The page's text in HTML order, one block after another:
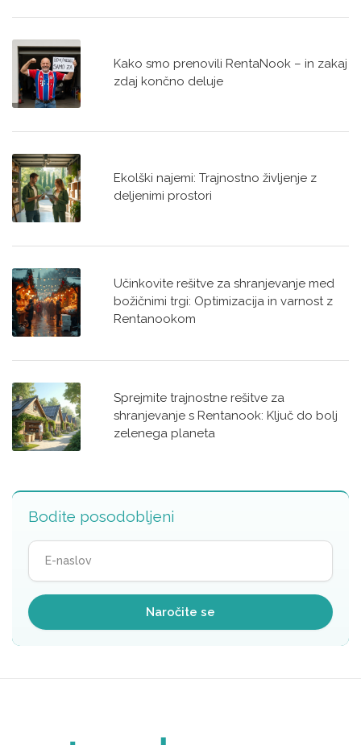
Kako smo prenovili RentaNook – in zakaj
zdaj končno deluje
Ekolški najemi: Trajnostno življenje z
deljenimi prostori
Učinkovite rešitve za shranjevanje med
božičnimi trgi: Optimizacija in varnost z
Rentanookom
Sprejmite trajnostne rešitve za
shranjevanje s Rentanook: Ključ do bolj
zelenega planeta
Bodite posodobljeni